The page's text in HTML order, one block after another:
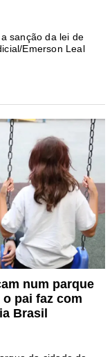
sanção da lei de
Emerson Leal
num parque
pai faz com
Brasil